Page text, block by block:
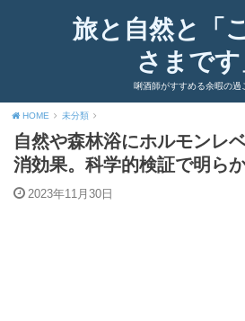
旅と自然と「
さまです
唎酒師がすすめる余暇の過
HOME 未分類
自然や森林浴にホルモンレ
消効果。科学的検証で明らか
2023年11月30日